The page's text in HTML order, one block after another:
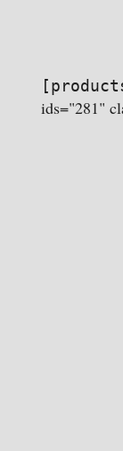
ids="281"